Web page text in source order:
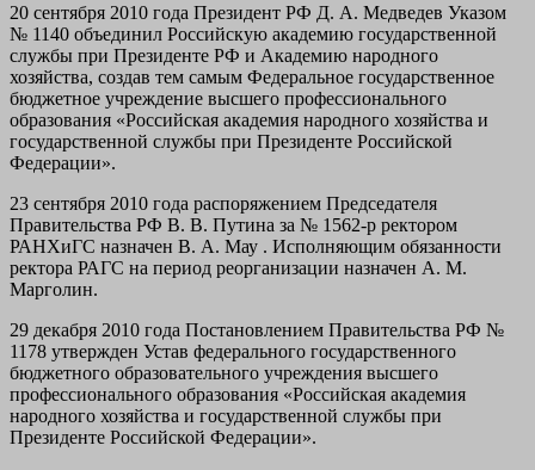
20 сентября 2010 года Президент РФ Д. А. Медведев Указом
№ 1140 объединил Российскую академию государственной
службы при Президенте РФ и Академию народного
хозяйства, создав тем самым Федеральное государственное
бюджетное учреждение высшего профессионального
образования «Российская академия народного хозяйства и
государственной службы при Президенте Российской
Федерации».
23 сентября 2010 года распоряжением Председателя
Правительства РФ В. В. Путина за № 1562-р ректором
РАНХиГС назначен В. А. Мау . Исполняющим обязанности
ректора РАГС на период реорганизации назначен А. М.
Марголин.
29 декабря 2010 года Постановлением Правительства РФ №
1178 утвержден Устав федерального государственного
бюджетного образовательного учреждения высшего
профессионального образования «Российская академия
народного хозяйства и государственной службы при
Президенте Российской Федерации».